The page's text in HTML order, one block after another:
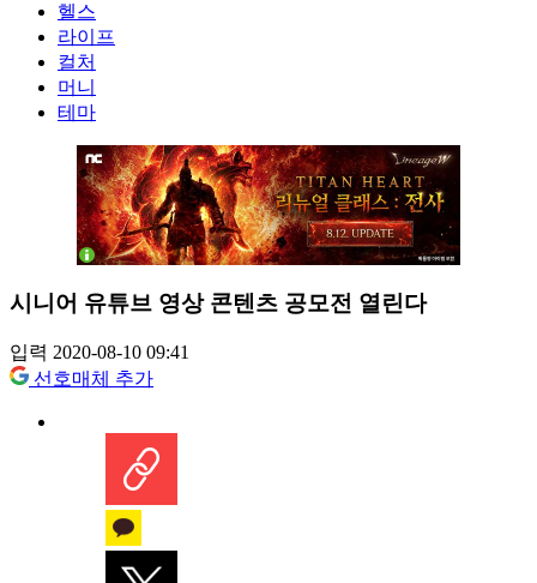
헬스
라이프
컬처
머니
테마
시니어 유튜브 영상 콘텐츠 공모전 열린다
입력 2020-08-10 09:41
선호매체 추가